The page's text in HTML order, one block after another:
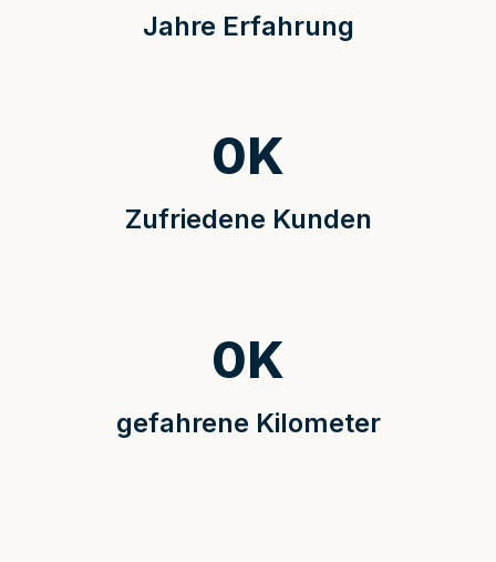
Jahre Erfahrung
Zufriedene Kunden
0K
gefahrene Kilometer
0K